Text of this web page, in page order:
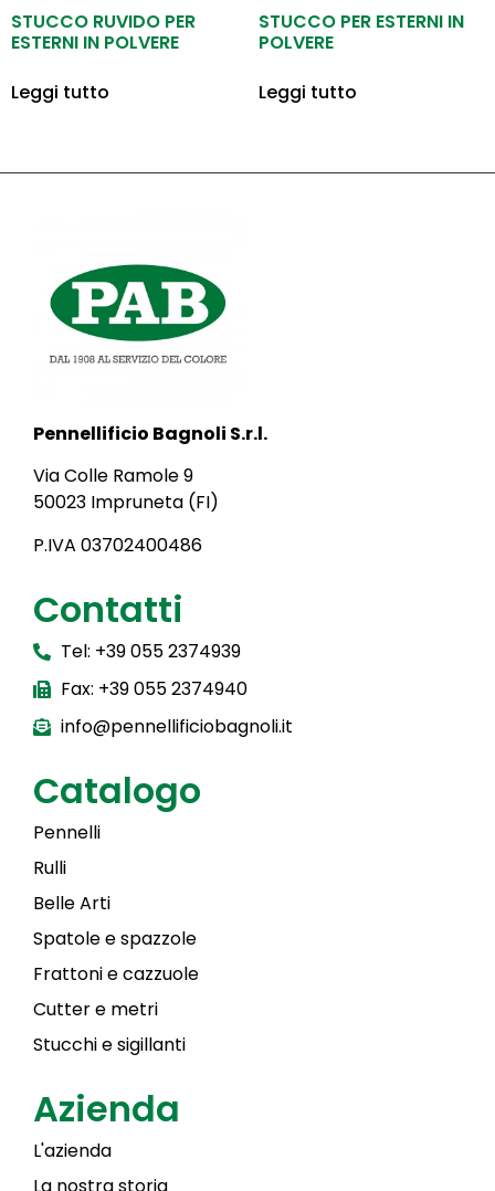
STUCCO RUVIDO PER
ESTERNI IN POLVERE
Leggi tutto
STUCCO PER ESTERNI IN
POLVERE
Leggi tutto
Pennellificio Bagnoli S.r.l.
Via Colle Ramole 9
50023 Impruneta (FI)
P.IVA 03702400486
Contatti
Tel: +39 055 2374939
Fax: +39 055 2374940
info@pennellificiobagnoli.it
Catalogo
Pennelli
Rulli
Belle Arti
Spatole e spazzole
Frattoni e cazzuole
Cutter e metri
Stucchi e sigillanti
Azienda
L'azienda
La nostra storia